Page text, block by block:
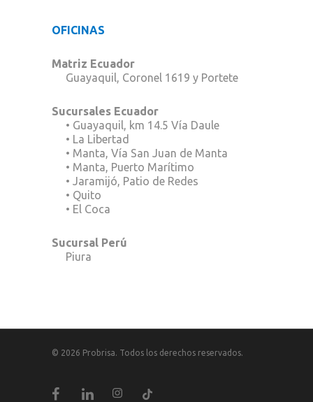
OFICINAS
Matriz Ecuador
Guayaquil, Coronel 1619 y Portete
Sucursales Ecuador
• Guayaquil, km 14.5 Vía Daule
• La Libertad
• Manta, Vía San Juan de Manta
• Manta, Puerto Marítimo
• Jaramijó, Patio de Redes
• Quito
• El Coca
Sucursal Perú
Piura
© 2026 Probrisa. Todos los derechos reservados.